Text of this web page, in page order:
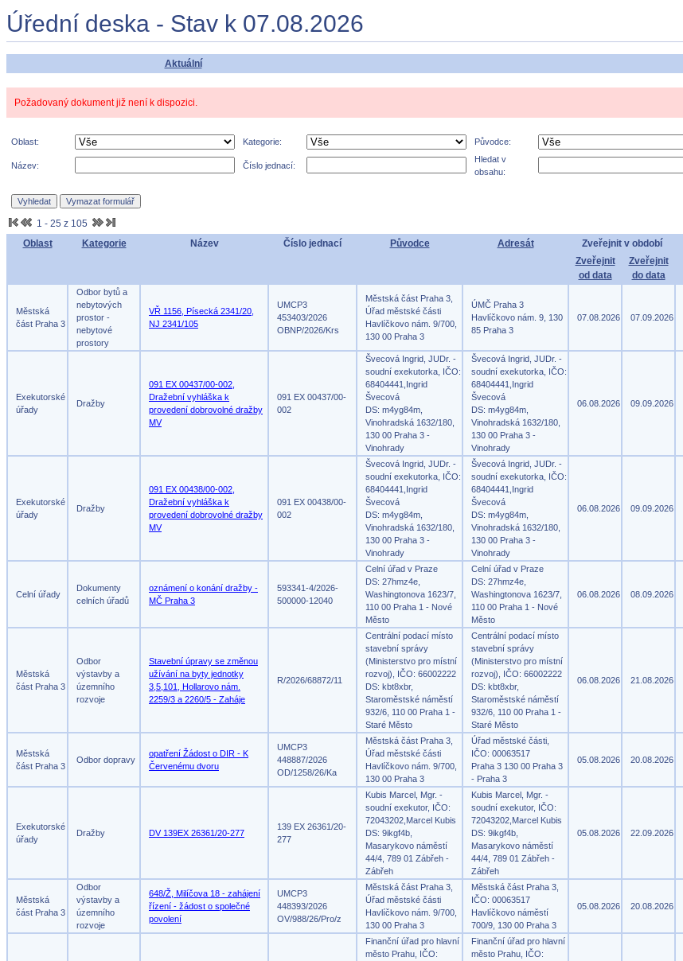
Úřední deska - Stav k 07.08.2026
Aktuální
Požadovaný dokument již není k dispozici.
Oblast: Kategorie: Původce:
Název: Číslo jednací:
Hledat v
obsahu:
1 - 25 z 105
Oblast
Kategorie Název Číslo jednací Původce Adresát Zveřejnit v období
Zveřejnit
od data
Zveřejnit
do data
Městská
část Praha 3
Odbor bytů a
nebytových
prostor -
nebytové
prostory
VŘ 1156, Písecká 2341/20,
NJ 2341/105
UMCP3
453403/2026
OBNP/2026/Krs
Městská část Praha 3,
Úřad městské části
Havlíčkovo nám. 9/700,
130 00 Praha 3
ÚMČ Praha 3
Havlíčkovo nám. 9, 130
85 Praha 3
07.08.2026 07.09.2026
Exekutorské
úřady
Dražby
091 EX 00437/00-002,
Dražební vyhláška k
provedení dobrovolné dražby
MV
091 EX 00437/00-
002
Švecová Ingrid, JUDr. -
soudní exekutorka, IČO:
68404441,Ingrid
Švecová
DS: m4yg84m,
Vinohradská 1632/180,
130 00 Praha 3 -
Vinohrady
Švecová Ingrid, JUDr. -
soudní exekutorka, IČO:
68404441,Ingrid
Švecová
DS: m4yg84m,
Vinohradská 1632/180,
130 00 Praha 3 -
Vinohrady
06.08.2026 09.09.2026
Exekutorské
úřady
Dražby
091 EX 00438/00-002,
Dražební vyhláška k
provedení dobrovolné dražby
MV
091 EX 00438/00-
002
Švecová Ingrid, JUDr. -
soudní exekutorka, IČO:
68404441,Ingrid
Švecová
DS: m4yg84m,
Vinohradská 1632/180,
130 00 Praha 3 -
Vinohrady
Švecová Ingrid, JUDr. -
soudní exekutorka, IČO:
68404441,Ingrid
Švecová
DS: m4yg84m,
Vinohradská 1632/180,
130 00 Praha 3 -
Vinohrady
06.08.2026 09.09.2026
Celní úřady
Dokumenty
celních úřadů
oznámení o konání dražby -
MČ Praha 3
593341-4/2026-
500000-12040
Celní úřad v Praze
DS: 27hmz4e,
Washingtonova 1623/7,
110 00 Praha 1 - Nové
Město
Celní úřad v Praze
DS: 27hmz4e,
Washingtonova 1623/7,
110 00 Praha 1 - Nové
Město
06.08.2026 08.09.2026
Městská
část Praha 3
Odbor
výstavby a
územního
rozvoje
Stavební úpravy se změnou
užívání na byty jednotky
3,5,101, Hollarovo nám.
2259/3 a 2260/5 - Zaháje
R/2026/68872/11
Centrální podací místo
stavební správy
(Ministerstvo pro místní
rozvoj), IČO: 66002222
DS: kbt8xbr,
Staroměstské náměstí
932/6, 110 00 Praha 1 -
Staré Město
Centrální podací místo
stavební správy
(Ministerstvo pro místní
rozvoj), IČO: 66002222
DS: kbt8xbr,
Staroměstské náměstí
932/6, 110 00 Praha 1 -
Staré Město
06.08.2026 21.08.2026
Městská
část Praha 3
Odbor dopravy
opatření Žádost o DIR - K
Červenému dvoru
UMCP3
448887/2026
OD/1258/26/Ka
Městská část Praha 3,
Úřad městské části
Havlíčkovo nám. 9/700,
130 00 Praha 3
Úřad městské části,
IČO: 00063517
Praha 3 130 00 Praha 3
- Praha 3
05.08.2026 20.08.2026
Exekutorské
úřady
Dražby DV 139EX 26361/20-277
139 EX 26361/20-
277
Kubis Marcel, Mgr. -
soudní exekutor, IČO:
72043202,Marcel Kubis
DS: 9ikgf4b,
Masarykovo náměstí
44/4, 789 01 Zábřeh -
Zábřeh
Kubis Marcel, Mgr. -
soudní exekutor, IČO:
72043202,Marcel Kubis
DS: 9ikgf4b,
Masarykovo náměstí
44/4, 789 01 Zábřeh -
Zábřeh
05.08.2026 22.09.2026
Městská
část Praha 3
Odbor
výstavby a
územního
rozvoje
648/Ž, Milíčova 18 - zahájení
řízení - žádost o společné
povolení
UMCP3
448393/2026
OV/988/26/Pro/z
Městská část Praha 3,
Úřad městské části
Havlíčkovo nám. 9/700,
130 00 Praha 3
Městská část Praha 3,
IČO: 00063517
Havlíčkovo náměstí
700/9, 130 00 Praha 3
05.08.2026 20.08.2026
Finanční úřad pro hlavní
město Prahu, IČO:
Finanční úřad pro hlavní
město Prahu, IČO: